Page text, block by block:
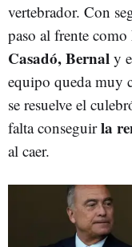
vertebrador. Con
paso al frente como
Casadó, Bernal y
equipo queda muy
se resuelve el
falta conseguirla
al caer.